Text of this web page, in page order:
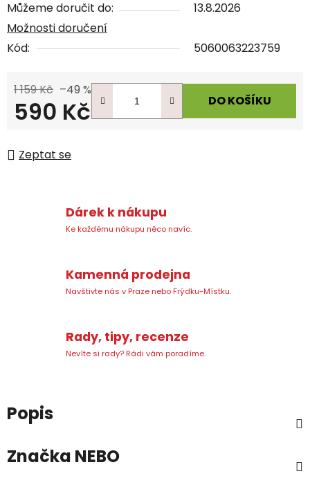
Můžeme doručit do:
13.8.2026
Možnosti doručení
Kód:
5060063223759
1 159 Kč –49 %
590 Kč DO KOŠÍKU
Zeptat se
Dárek k nákupu
Ke každému nákupu něco navíc.
Kamenná prodejna
Navštivte nás v Praze nebo Frýdku-Místku.
Rady, tipy, recenze
Nevíte si rady? Rádi vám poradíme.
Popis
Značka NEBO